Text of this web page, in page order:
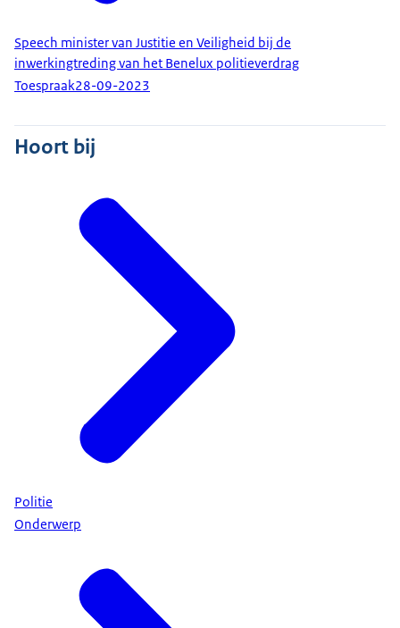
Speech minister van Justitie en Veiligheid bij de
inwerkingtreding van het Benelux politieverdrag
Toespraak28-09-2023
Hoort bij
Politie
Onderwerp